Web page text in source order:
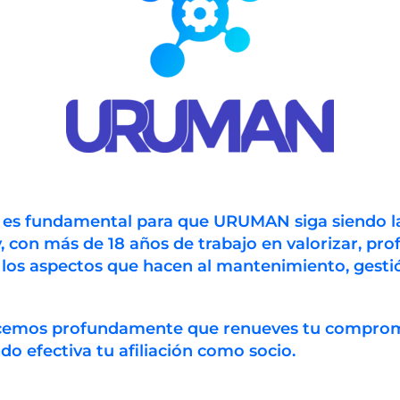
Webinar: Cómo
Prevenir la
Degradación de las
Gestionar el Riesgo.
Autor
de
Noticias Uruman
Publicación
entrada:
abril 9, 2021
la
entrada:
de
la
El martes 13 de abril a las
fundamental para que URUMAN siga siendo
con más de 18 años de trabajo en valorizar,
aspectos que hacen al mantenimiento,
profundamente que renueves tu
efectiva tu afiliación como socio.